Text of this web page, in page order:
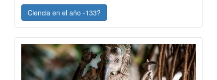
Ciencia en el año -133?